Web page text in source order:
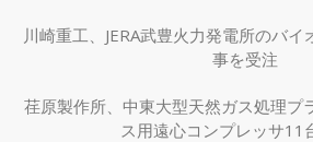
川崎重工、JERA武豊火力発電所のバ
事を受注
荏原製作所、中東大型天然ガス処理プ
ス用遠心コンプレッサ11